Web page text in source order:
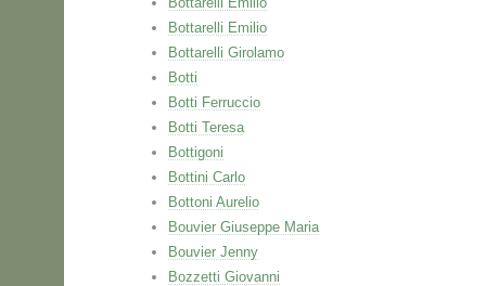
Bottarelli Emilio
Bottarelli Girolamo
Botti
Botti Ferruccio
Botti Teresa
Bottigoni
Bottini Carlo
Bottoni Aurelio
Bouvier Giuseppe Maria
Bouvier Jenny
Bozzetti Giovanni